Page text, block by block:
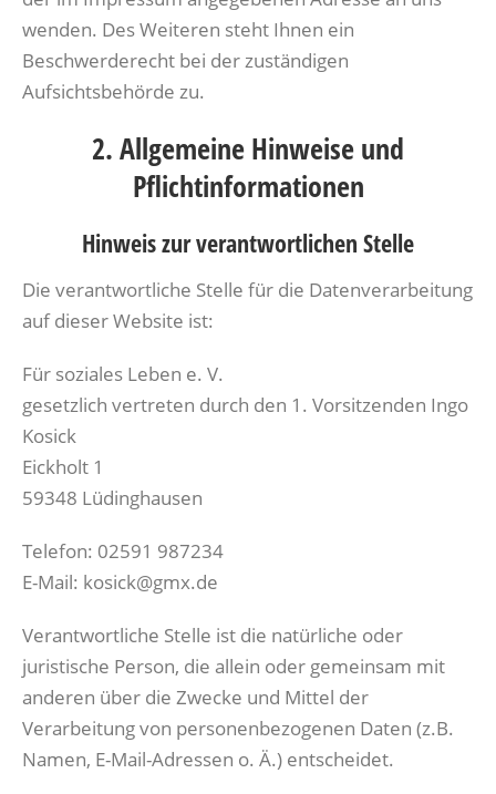
wenden. Des Weiteren steht Ihnen ein
Beschwerderecht bei der zuständigen
Aufsichtsbehörde zu.
2. Allgemeine Hinweise und
Pflichtinformationen
Hinweis zur verantwortlichen Stelle
Die verantwortliche Stelle für die Datenverarbeitung
auf dieser Website ist:
Für soziales Leben e. V.
gesetzlich vertreten durch den 1. Vorsitzenden Ingo
Kosick
Eickholt 1
59348 Lüdinghausen
Telefon: 02591 987234
E-Mail: kosick@gmx.de
Verantwortliche Stelle ist die natürliche oder
juristische Person, die allein oder gemeinsam mit
anderen über die Zwecke und Mittel der
Verarbeitung von personenbezogenen Daten (z.B.
Namen, E-Mail-Adressen o. Ä.) entscheidet.